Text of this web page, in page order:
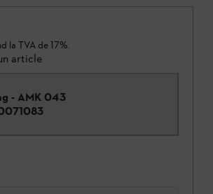
la TVA de 17%.
article
- AMK 043